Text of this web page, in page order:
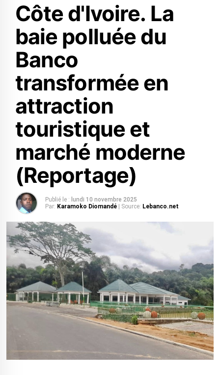
Côte d'Ivoire. La
baie polluée du
Banco
transformée en
attraction
touristique et
marché moderne
(Reportage)
Publié le : lundi 10 novembre 2025
Par: Karamoko Diomandé | Source: Lebanco.net